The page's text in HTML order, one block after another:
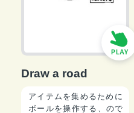
Draw a road
アイテムを集めるために
ボールを操作する、ので